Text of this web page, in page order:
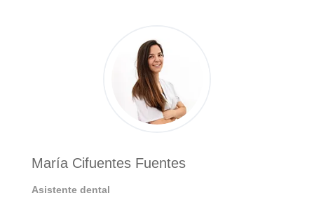
María Cifuentes Fuentes
Asistente dental